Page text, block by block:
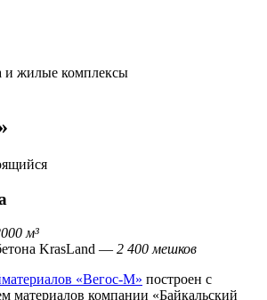
и жилые комплексы
м³
KrasLand — 2 400 мешков
«Вегос-М» построен с
материалов компании «Байкальский